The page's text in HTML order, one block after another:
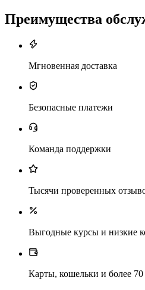
Преимущества
Мгновенная доставка
Безопасные платежи
Команда поддержки
Тысячи проверенных
Выгодные курсы и низкие
Карты, кошельки и более